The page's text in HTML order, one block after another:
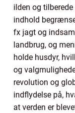
ilden og
indhold
fx jagt og
landbrug, og
holde husdyr,
og
revolution og
indflydelse på,
at verden er